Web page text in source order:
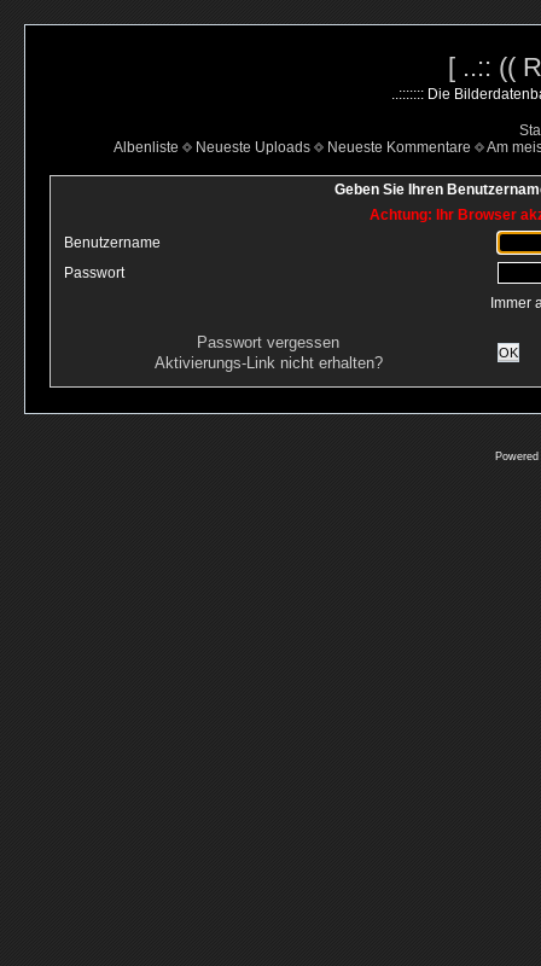
[ ..:: ((
..::::::: Die
Albenliste
Neueste Uploads Neueste Kommentare Am
Geben Sie Ihren
Achtung: Ihr Browser
Benutzername
Passwort
Immer
Passwort vergessen
Aktivierungs-Link nicht erhalten?
OK